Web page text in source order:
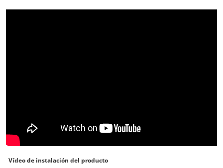
Vídeo de instalación del producto